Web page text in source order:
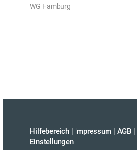
WG Hamburg
Hilfebereich | Impressum | AGB |
Einstellungen